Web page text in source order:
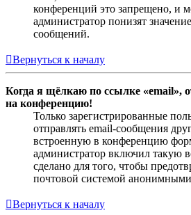
конференций это запрещено, и
администратор понизят
сообщений.
Вернуться к началу
Когда я щёлкаю по ссылке «email»,
на конференцию!
Только зарегистрированные
отправлять email-сообщения
встроенную в конференцию
администратор включил такую
сделано для того, чтобы
почтовой системой анонимными
Вернуться к началу